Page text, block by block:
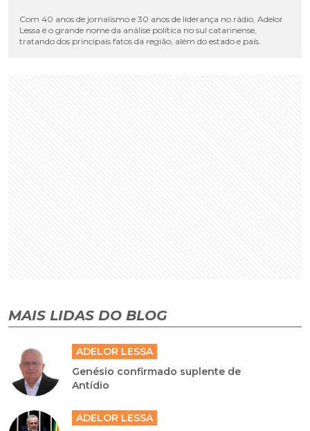
Com 40 anos de jornalismo e 30 anos de liderança no rádio, Adelor
Lessa é o grande nome da análise política no sul catarinense,
tratando dos principais fatos da região, além do estado e país.
MAIS LIDAS DO BLOG
ADELOR LESSA
Genésio confirmado suplente de
Antídio
ADELOR LESSA